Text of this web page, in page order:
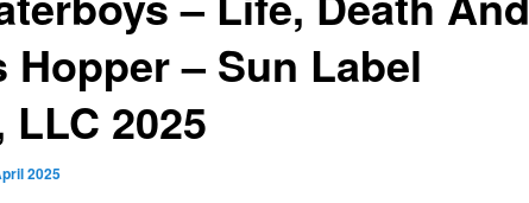
Hopper – Sun Label
2025
2025